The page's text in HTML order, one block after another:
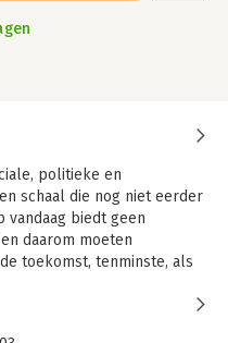
politieke en
schaal die nog niet eerder
vandaag biedt geen
daarom moeten
toekomst, tenminste, als
gerenommeerde en